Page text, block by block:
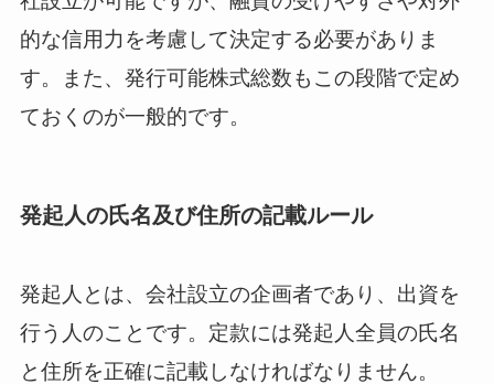
的な信用力を考慮して決定する必要がありま
す。また、発行可能株式総数もこの段階で定め
ておくのが一般的です。
発起人の氏名及び住所の記載ルール
発起人とは、会社設立の企画者であり、出資を
行う人のことです。定款には発起人全員の氏名
と住所を正確に記載しなければなりません。